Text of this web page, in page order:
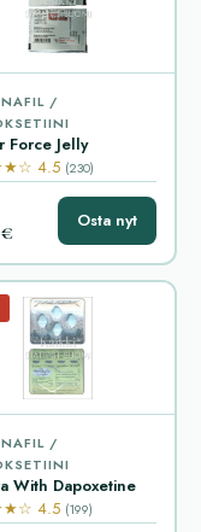
/
Force Jelly
4.5 (230)
Osta nyt
/
With Dapoxetine
4.5 (199)